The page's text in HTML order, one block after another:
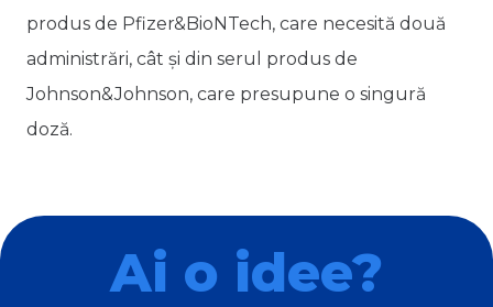
produs de Pfizer&BioNTech, care necesită două
administrări, cât și din serul produs de
Johnson&Johnson, care presupune o singură
doză.
Ai o idee?